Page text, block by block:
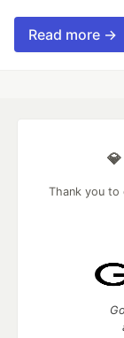
Read more →
Thank you to